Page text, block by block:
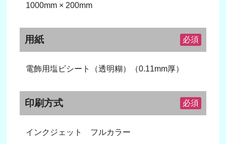
1000mm × 200mm
用紙 必須
電飾用塩ビシート（透明糊）（0.11mm厚）
印刷方式 必須
インクジェット フルカラー